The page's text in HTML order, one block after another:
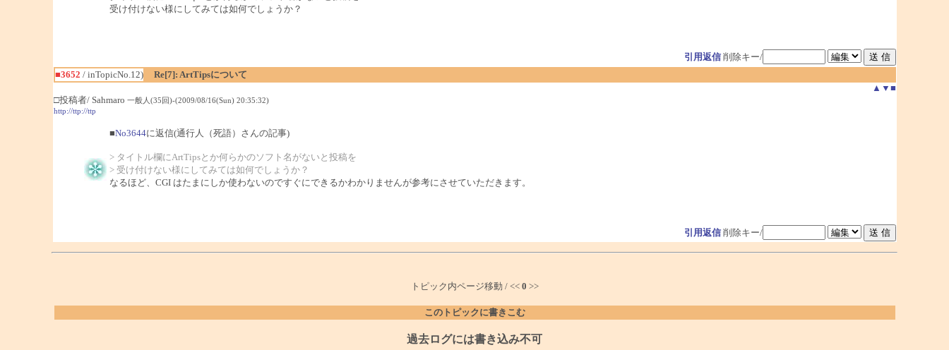
受け付けない様にしてみては如何でしょうか？
引用返信 削除キー/
■3652 / inTopicNo.12)
Re[7]: ArtTipsについて
▲ ▼ ■
□投稿者/ Sahmaro 一般人(35回)-(2009/08/16(Sun) 20:35:32)
http://ttp://ttp
■No3644に返信(通行人（死語）さんの記事)
> タイトル欄にArtTipsとか何らかのソフト名がないと投稿を
> 受け付けない様にしてみては如何でしょうか？
なるほど、CGI はたまにしか使わないのですぐにできるかわかりませんが参考にさせていただきます。
引用返信 削除キー/
トピック内ページ移動 / << 0 >>
このトピックに書きこむ
過去ログには書き込み不可